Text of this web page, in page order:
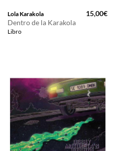
precio
actual
Lola Karakola
Dentro de la Karakola
Libro
15,00€